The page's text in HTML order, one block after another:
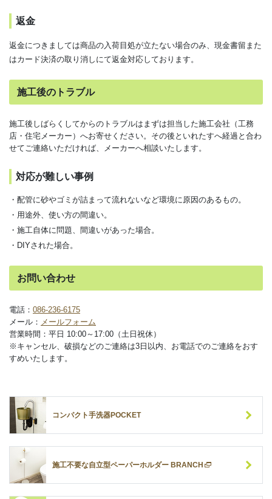
返金
返金につきましては商品の入荷目処が立たない場合のみ、現金書留また
はカード決済の取り消しにて返金対応しております。
施工後のトラブル
施工後しばらくしてからのトラブルはまずは担当した施工会社（工務
店・住宅メーカー）へお寄せください。その後といれたすへ経過と合わ
せてご連絡いただければ、メーカーへ相談いたします。
対応が難しい事例
・配管に砂やゴミが詰まって流れないなど環境に原因のあるもの。
・用途外、使い方の間違い。
・施工自体に問題、間違いがあった場合。
・DIYされた場合。
お問い合わせ
電話： 086-236-6175
メール： メールフォーム
営業時間：平日 10:00～17:00（土日祝休）
※キャンセル、破損などのご連絡は3日以内、お電話でのご連絡をおす
すめいたします。
コンパクト手洗器POCKET
施工不要な自立型ペーパーホルダー BRANCH